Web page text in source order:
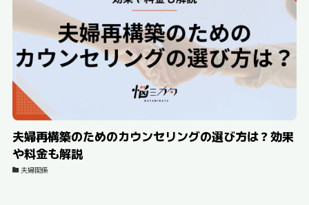
夫婦再構築のためのカウンセリングの選び方は？効果
や料金も解説
夫婦関係